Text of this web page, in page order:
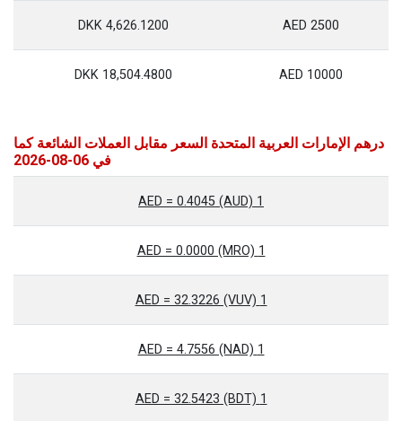
2500 AED
4,626.1200 DKK
10000 AED
18,504.4800 DKK
درهم الإمارات العربية المتحدة السعر مقابل العملات الشائعة كما
في 06-08-2026
1 AED = 0.4045 (AUD)
1 AED = 0.0000 (MRO)
1 AED = 32.3226 (VUV)
1 AED = 4.7556 (NAD)
1 AED = 32.5423 (BDT)